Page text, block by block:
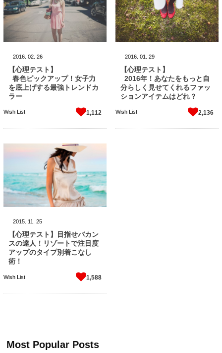
2016. 02. 26
【心理テスト】
春色ピックアップ！女子力
を底上げする最強トレンドカ
ラー
1,112
Wish List
2016. 01. 29
【心理テスト】
2016年！あなたをもっと自
分らしく見せてくれるファッ
ションアイテムはどれ？
2,136
Wish List
2015. 11. 25
【心理テスト】目指せバカン
スの達人！リゾートで注目度
アップのタイプ別着こなし
術！
1,588
Wish List
Most Popular Posts